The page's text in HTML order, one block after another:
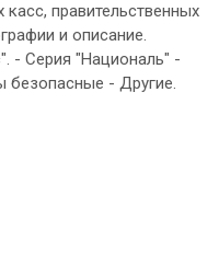
правительственных
и описание.
- Серия "Националь" -
- Другие.